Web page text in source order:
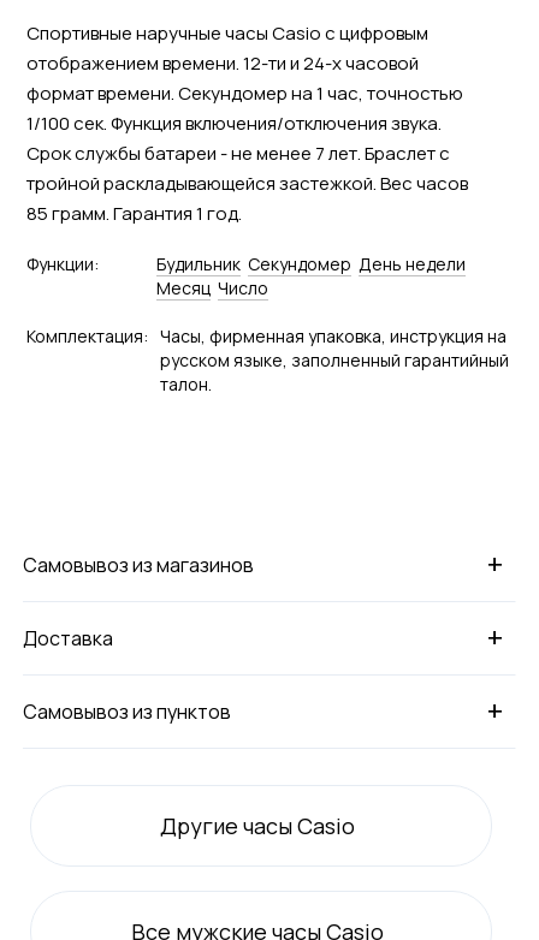
Спортивные наручные часы Casio с цифровым
отображением времени. 12-ти и 24-х часовой
формат времени. Секундомер на 1 час, точностью
1/100 сек. Функция включения/отключения звука.
Срок службы батареи - не менее 7 лет. Браслет с
тройной раскладывающейся застежкой. Вес часов
85 грамм. Гарантия 1 год.
Функции: Будильник Секундомер День недели
Месяц Число
Комплектация: Часы, фирменная упаковка, инструкция на
русском языке, заполненный гарантийный
талон.
+
Самовывоз из магазинов
+
Доставка
+
Самовывоз из пунктов
Другие часы Casio
Все мужские часы Casio